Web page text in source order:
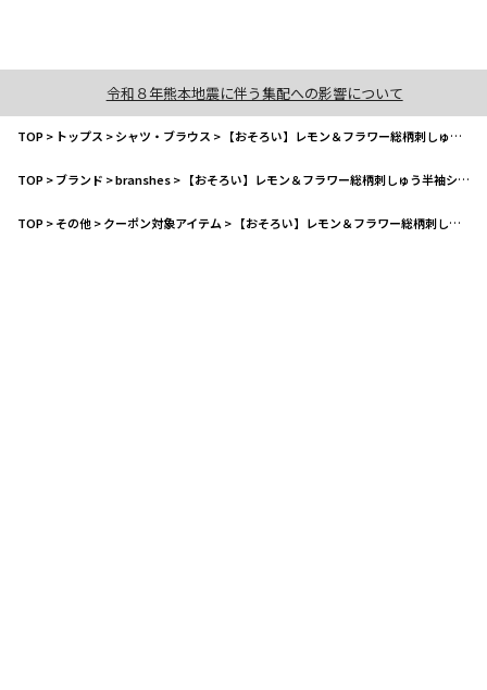
令和８年熊本地震に伴う集配への影響について
TOP> トップス >シャツ・ブラウス > 【おそろい】レモン＆フラワー総柄刺しゅう半袖シャツ
TOP>ブランド >branshes> 【おそろい】レモン＆フラワー総柄刺しゅう半袖シャツ
TOP>その他>クーポン対象アイテム > 【おそろい】レモン＆フラワー総柄刺しゅう半袖シャツ